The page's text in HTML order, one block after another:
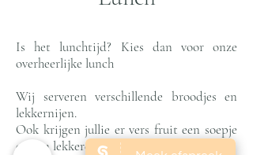
Is het lunchtijd? Kies dan voor onze
overheerlijke lunch
Wij serveren verschillende broodjes en
lekkernijen.
Ook krijgen jullie er vers fruit een soepje
en een lekkere verse jus bij.